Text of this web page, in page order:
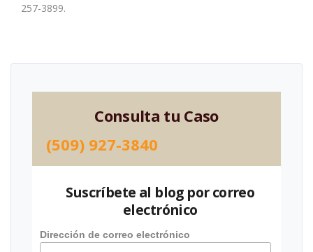
257-3899.
Consulta tu Caso
(509) 927-3840
Suscríbete al blog por correo
electrónico
Dirección de correo electrónico